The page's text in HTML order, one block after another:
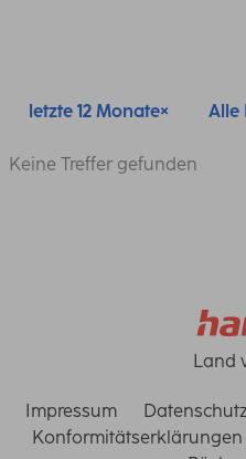
letzte 12 Monate Alle
Keine Treffer gefunden
Land
Impressum
Konformitätserklärungen